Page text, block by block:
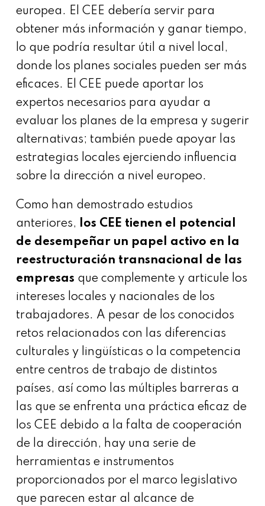
europea. El CEE debería servir para
obtener más información y ganar tiempo,
lo que podría resultar útil a nivel local,
donde los planes sociales pueden ser más
eficaces. El CEE puede aportar los
expertos necesarios para ayudar a
evaluar los planes de la empresa y sugerir
alternativas; también puede apoyar las
estrategias locales ejerciendo influencia
sobre la dirección a nivel europeo.
Como han demostrado estudios
anteriores, los CEE tienen el potencial
de desempeñar un papel activo en la
reestructuración transnacional de las
empresas que complemente y articule los
intereses locales y nacionales de los
trabajadores. A pesar de los conocidos
retos relacionados con las diferencias
culturales y lingüísticas o la competencia
entre centros de trabajo de distintos
países, así como las múltiples barreras a
las que se enfrenta una práctica eficaz de
los CEE debido a la falta de cooperación
de la dirección, hay una serie de
herramientas e instrumentos
proporcionados por el marco legislativo
que parecen estar al alcance de